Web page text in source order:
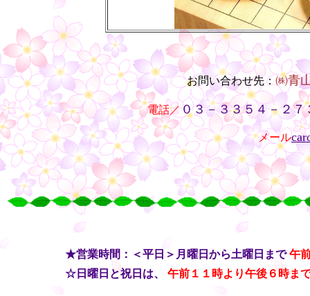
お問い合わせ先： ㈱青
・・電話／０３－３３５４－２７
メール
○
○
★営業時間：＜平日＞月曜日から土曜日まで 午
☆日曜日と祝日は、 午前１１時より午後６時ま